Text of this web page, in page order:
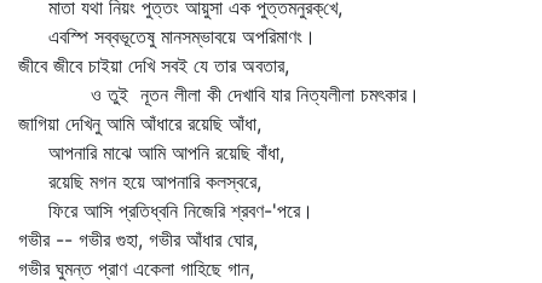
মাতা যথা নিয়ং পুত্তং আয়ুসা এক পুত্তমনুরক্‌খে,
এবস্পি সব্বভূতেষু মানসম্ভাবয়ে অপরিমাণং।
জীবে জীবে চাইয়া দেখি সবই যে তার অবতার,
ও তুই নূতন লীলা কী দেখাবি যার নিত্যলীলা চমৎকার।
জাগিয়া দেখিনু আমি আঁধারে রয়েছি আঁধা,
আপনারি মাঝে আমি আপনি রয়েছি বাঁধা,
রয়েছি মগন হয়ে আপনারি কলস্বরে,
ফিরে আসি প্রতিধ্বনি নিজেরি শ্রবণ-'পরে।
গভীর -- গভীর গুহা, গভীর আঁধার ঘোর,
গভীর ঘুমন্ত প্রাণ একেলা গাহিছে গান,